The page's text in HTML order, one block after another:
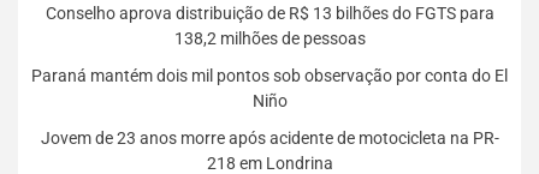
Conselho aprova distribuição de R$ 13 bilhões do FGTS para
138,2 milhões de pessoas
Paraná mantém dois mil pontos sob observação por conta do El
Niño
Jovem de 23 anos morre após acidente de motocicleta na PR-
218 em Londrina